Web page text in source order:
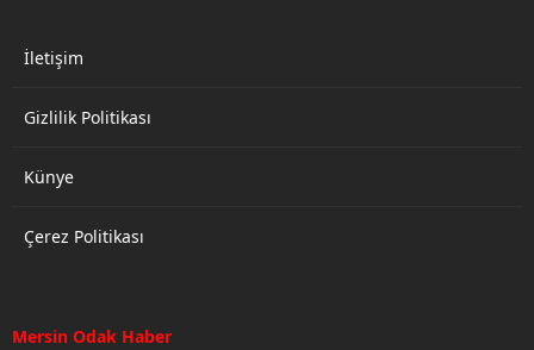
İletişim
Gizlilik Politikası
Künye
Çerez Politikası
Mersin Odak Haber